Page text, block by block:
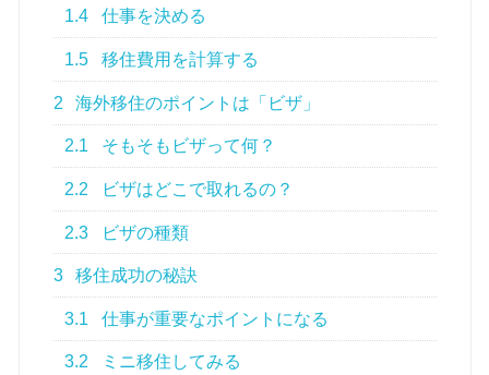
1.4 仕事を決める
1.5 移住費用を計算する
2 海外移住のポイントは「ビザ」
2.1 そもそもビザって何？
2.2 ビザはどこで取れるの？
2.3 ビザの種類
3 移住成功の秘訣
3.1 仕事が重要なポイントになる
3.2 ミニ移住してみる